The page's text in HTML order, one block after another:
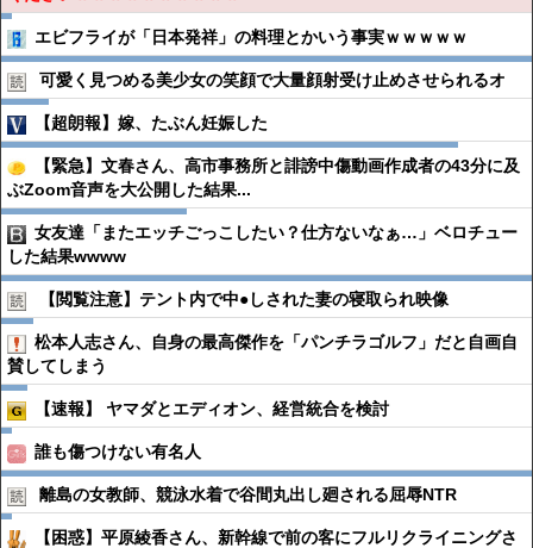
エビフライが「日本発祥」の料理とかいう事実ｗｗｗｗｗ
可愛く見つめる美少女の笑顔で大量顔射受け止めさせられるオ
【超朗報】嫁、たぶん妊娠した
【緊急】文春さん、高市事務所と誹謗中傷動画作成者の43分に及
ぶZoom音声を大公開した結果...
女友達「またエッチごっこしたい？仕方ないなぁ…」ベロチュー
した結果wwww
【閲覧注意】テント内で中●︎しされた妻の寝取られ映像
松本人志さん、自身の最高傑作を「パンチラゴルフ」だと自画自
賛してしまう
【速報】 ヤマダとエディオン、経営統合を検討
誰も傷つけない有名人
離島の女教師、競泳水着で谷間丸出し廻される屈辱NTR
【困惑】平原綾香さん、新幹線で前の客にフルリクライニングさ